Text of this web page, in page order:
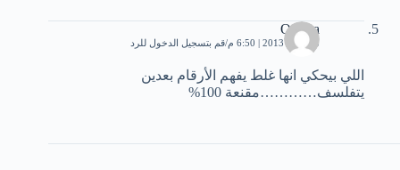
Osama
28 مايو، 2013 | 6:50 م قم بتسجيل الدخول للرد
اللي بيحكي انها غلط يفهم الأرقام بعدين
يتفلسف…………مقنعة 100%